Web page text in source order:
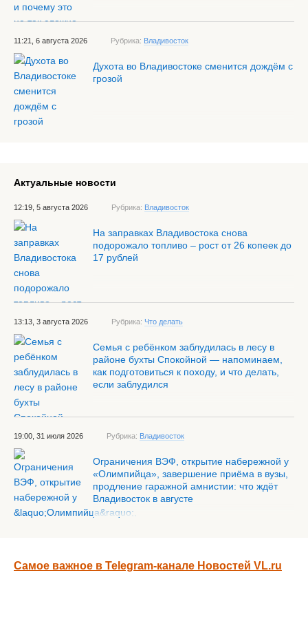
11:21, 6 августа 2026 Рубрика: Владивосток
Духота во Владивостоке сменится дождём с
грозой
Актуальные новости
12:19, 5 августа 2026 Рубрика: Владивосток
На заправках Владивостока снова
подорожало топливо – рост от 26 копеек до
17 рублей
13:13, 3 августа 2026 Рубрика: Что делать
Семья с ребёнком заблудилась в лесу в
районе бухты Спокойной — напоминаем,
как подготовиться к походу, и что делать,
если заблудился
19:00, 31 июля 2026 Рубрика: Владивосток
Ограничения ВЭФ, открытие набережной у
«Олимпийца», завершение приёма в вузы,
продление гаражной амнистии: что ждёт
Владивосток в августе
Самое важное в Telegram-канале Новостей VL.ru